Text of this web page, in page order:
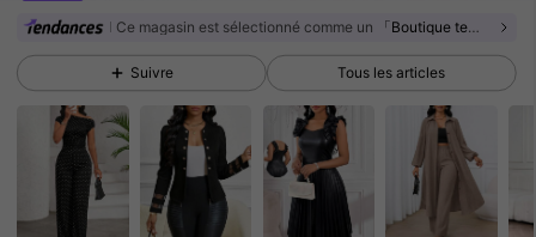
4.87 603K Suiveurs
4.87 603K Suiveurs
603K Suiveurs
Ce magasin est sélectionné comme un 「Boutique tendance」
Suivre Tous les articles